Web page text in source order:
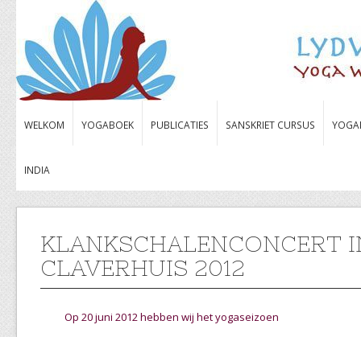
WELKOM YOGABOEK PUBLICATIES SANSKRIET CURSUS
INDIA
KLANKSCHALENCONCERT
CLAVERHUIS 2012
Op 20 juni 2012 hebben wij het yogaseizoen